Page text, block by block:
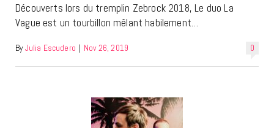
Découverts lors du tremplin Zebrock 2018, Le duo La
Vague est un tourbillon mêlant habilement…
0
By Julia Escudero | Nov 26, 2019